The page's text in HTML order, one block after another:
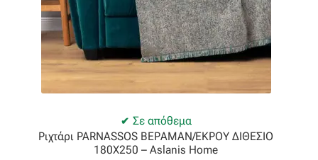
Όροι Χρήσης
ΠΙΣΤΟΠΟΙΗΣΕΙΣ ΧΑΛΙΩΝ COLORE COLORI
Ραντεβού
Σε απόθεμα
Ριχτάρι PARNASSOS ΒΕΡΑΜΑΝ/ΕΚΡΟΥ ΔΙΘΕΣΙΟ
180Χ250 – Aslanis Home